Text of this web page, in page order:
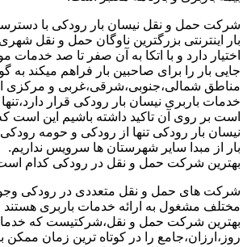
شرکت حمل و نقل نیسان بار رودکی با
بار اینترنتی بزرگترین ناوگان حمل و نقل
اختیار دارد و با اتکا به آن صفر تا صد خدمات
جایی بار را برای صاحبین بار فراهم میکند به
مناطق شمالی،جنوبی،شرقی،غربی و مرکزی
خدمات باربری نیسان بار رودکی قرار
است بر روی آن تاکید داشته باشیم این است که
نیسان بار رودکی تنها از رودکی و حومه
بار از مبدا سایر شهرستان ها سرویس نداریم.
بهترین شرکت حمل و نقل در رودکی کدام
شرکت های حمل و نقل متعددی در رودکی
مختلف مشغول به ارائه خدمات باربری هستند
بهترین شرکت حمل و نقل،شرکتیست که
روز،ارزان،جامع را در کوتاه ترین زمان